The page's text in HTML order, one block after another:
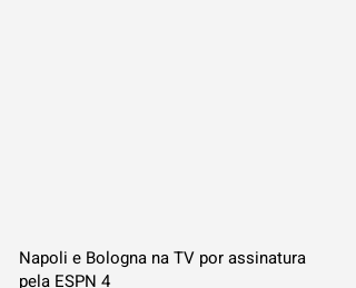
Napoli e Bologna na TV por assinatura
pela ESPN 4